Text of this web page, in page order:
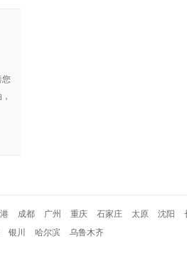
您
成都 广州 重庆 石家庄 太原 沈阳
银川 哈尔滨 乌鲁木齐